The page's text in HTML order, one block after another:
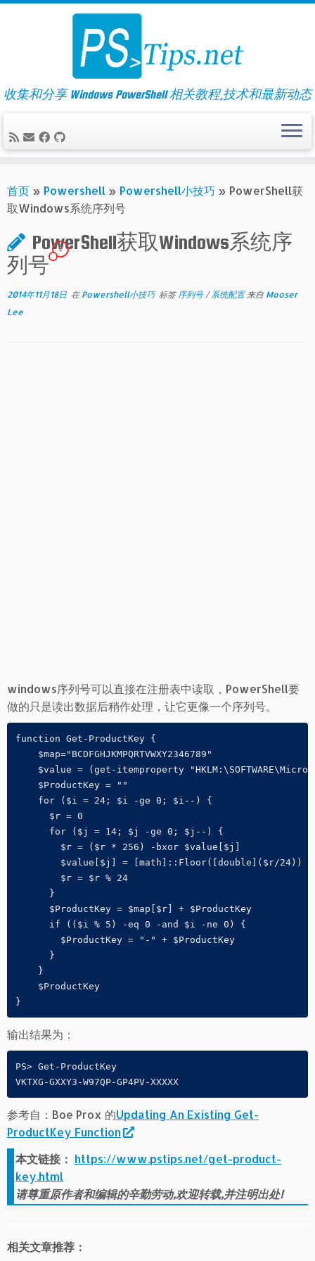
Skip
收集和分享 Windows PowerShell 相关教程,技术和最新动态
首页 » Powershell » Powershell小技巧 » PowerShell获
取Windows系统序列号
PowerShell获取Windows系统序
列号
2
2014年11月18日 在 Powershell小技巧 标签序列号/系统配置 来自 Mooser
Lee
windows序列号可以直接在注册表中读取，PowerShell要
做的只是读出数据后稍作处理，让它更像一个序列号。
function Get-ProductKey {
    $map="BCDFGHJKMPQRTVWXY2346789"
$value = (get-itemproperty
    $ProductKey = ""
    for ($i = 24; $i -ge 0; $i--) {
      $r = 0
      for ($j = 14; $j -ge 0; $j--) {
        $r = ($r * 256) -bxor $value[$j]
        $value[$j] = [math]::Floor([double]($r/24))
        $r = $r % 24
      }
      $ProductKey = $map[$r] + $ProductKey
      if (($i % 5) -eq 0 -and $i -ne 0) {
        $ProductKey = "-" + $ProductKey
      }
    }
    $ProductKey
}
输出结果为：
PS> Get-ProductKey
VKTXG-GXXY3-W97QP-GP4PV-XXXXX
参考自：Boe Prox 的Updating An Existing Get-
ProductKey Function
本文链接： https://www.pstips.net/get-product-
key.html
请尊重原作者和编辑的辛勤劳动,欢迎转载,并注明出处!
相关文章推荐：